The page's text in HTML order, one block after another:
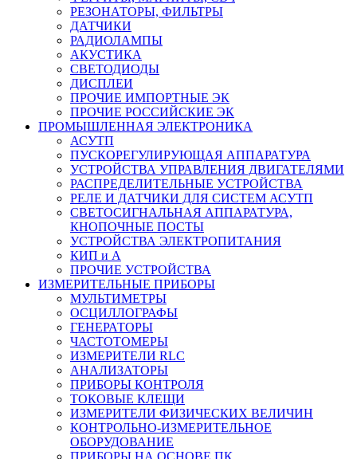
РЕЗОНАТОРЫ, ФИЛЬТРЫ
ДАТЧИКИ
РАДИОЛАМПЫ
АКУСТИКА
СВЕТОДИОДЫ
ДИСПЛЕИ
ПРОЧИЕ ИМПОРТНЫЕ ЭК
ПРОЧИЕ РОССИЙСКИЕ ЭК
ПРОМЫШЛЕННАЯ ЭЛЕКТРОНИКА
АСУТП
ПУСКОРЕГУЛИРУЮЩАЯ АППАРАТУРА
УСТРОЙСТВА УПРАВЛЕНИЯ ДВИГАТЕЛЯМИ
РАСПРЕДЕЛИТЕЛЬНЫЕ УСТРОЙСТВА
РЕЛЕ И ДАТЧИКИ ДЛЯ СИСТЕМ АСУТП
СВЕТОСИГНАЛЬНАЯ АППАРАТУРА,
КНОПОЧНЫЕ ПОСТЫ
УСТРОЙСТВА ЭЛЕКТРОПИТАНИЯ
КИП и А
ПРОЧИЕ УСТРОЙСТВА
ИЗМЕРИТЕЛЬНЫЕ ПРИБОРЫ
МУЛЬТИМЕТРЫ
ОСЦИЛЛОГРАФЫ
ГЕНЕРАТОРЫ
ЧАСТОТОМЕРЫ
ИЗМЕРИТЕЛИ RLC
АНАЛИЗАТОРЫ
ПРИБОРЫ КОНТРОЛЯ
ТОКОВЫЕ КЛЕЩИ
ИЗМЕРИТЕЛИ ФИЗИЧЕСКИХ ВЕЛИЧИН
КОНТРОЛЬНО-ИЗМЕРИТЕЛЬНОЕ
ОБОРУДОВАНИЕ
ПРИБОРЫ НА ОСНОВЕ ПК